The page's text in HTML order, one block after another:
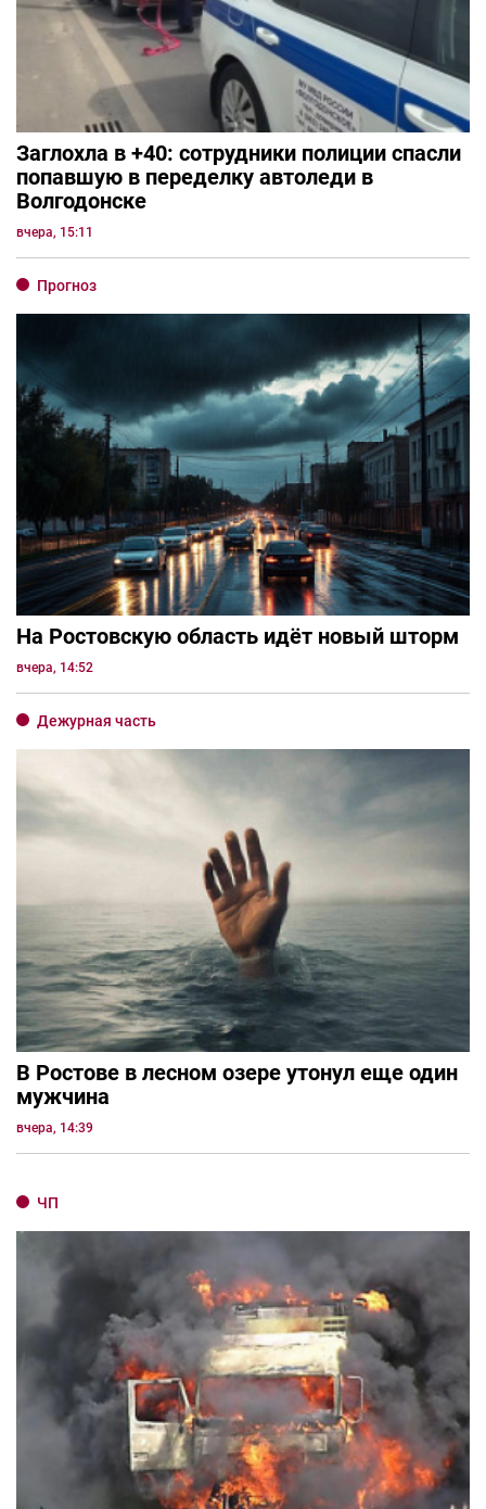
Заглохла в +40: сотрудники полиции спасли
попавшую в переделку автоледи в
Волгодонске
вчера, 15:11
Прогноз
На Ростовскую область идёт новый шторм
вчера, 14:52
Дежурная часть
В Ростове в лесном озере утонул еще один
мужчина
вчера, 14:39
ЧП